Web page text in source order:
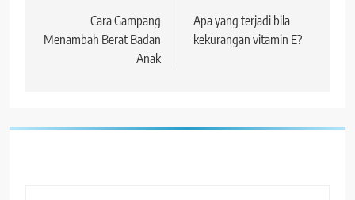
navigationCara Gampang
Menambah Berat Badan
Anak
Apa yang terjadi bila
kekurangan vitamin E?